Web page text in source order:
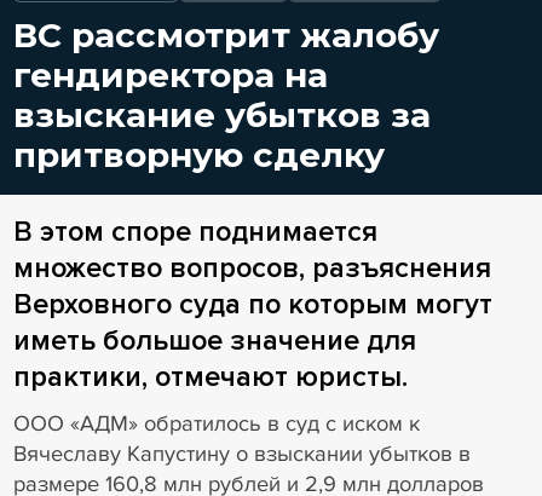
ВС рассмотрит жалобу
гендиректора на
взыскание убытков за
притворную сделку
В этом споре поднимается
множество вопросов, разъяснения
Верховного суда по которым могут
иметь большое значение для
практики, отмечают юристы.
ООО «АДМ» обратилось в суд с иском к
Вячеславу Капустину о взыскании убытков в
размере 160,8 млн рублей и 2,9 млн долларов